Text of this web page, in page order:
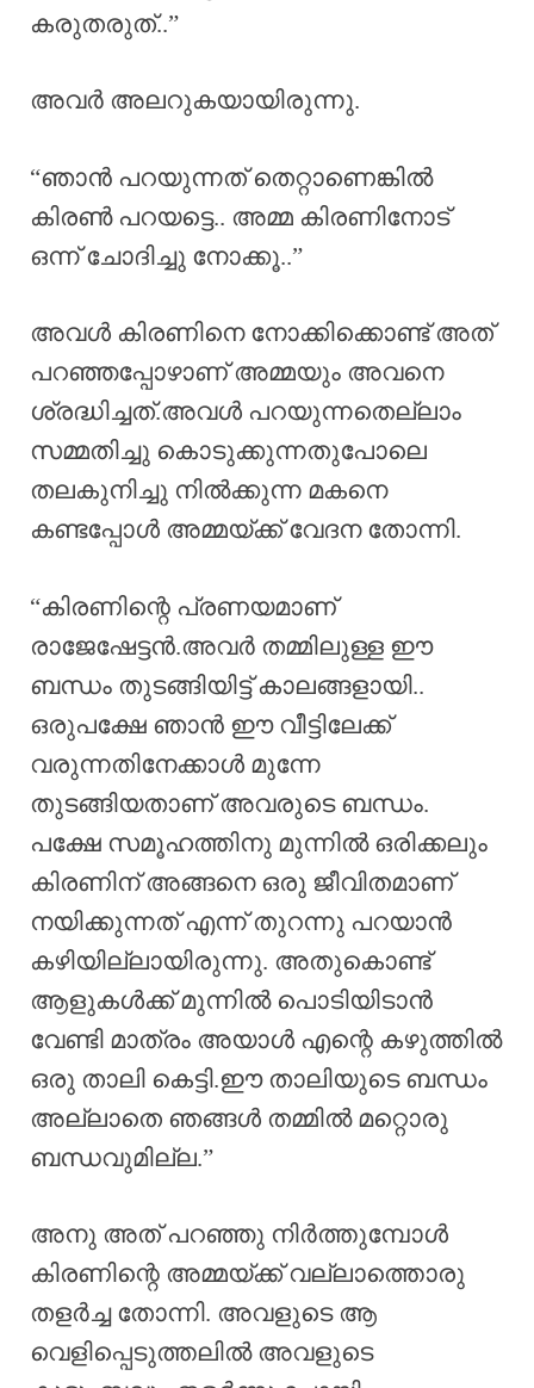
കരുതരുത്..”
അവർ അലറുകയായിരുന്നു.
“ഞാൻ പറയുന്നത് തെറ്റാണെങ്കിൽ
കിരൺ പറയട്ടെ.. അമ്മ കിരണിനോട്
ഒന്ന് ചോദിച്ചു നോക്കൂ..”
അവൾ കിരണിനെ നോക്കിക്കൊണ്ട് അത്
പറഞ്ഞപ്പോഴാണ് അമ്മയും അവനെ
ശ്രദ്ധിച്ചത്.അവൾ പറയുന്നതെല്ലാം
സമ്മതിച്ചു കൊടുക്കുന്നതുപോലെ
തലകുനിച്ചു നിൽക്കുന്ന മകനെ
കണ്ടപ്പോൾ അമ്മയ്ക്ക് വേദന തോന്നി.
“കിരണിന്റെ പ്രണയമാണ്
രാജേഷേട്ടൻ.അവർ തമ്മിലുള്ള ഈ
ബന്ധം തുടങ്ങിയിട്ട് കാലങ്ങളായി..
ഒരുപക്ഷേ ഞാൻ ഈ വീട്ടിലേക്ക്
വരുന്നതിനേക്കാൾ മുന്നേ
തുടങ്ങിയതാണ് അവരുടെ ബന്ധം.
പക്ഷേ സമൂഹത്തിനു മുന്നിൽ ഒരിക്കലും
കിരണിന് അങ്ങനെ ഒരു ജീവിതമാണ്
നയിക്കുന്നത് എന്ന് തുറന്നു പറയാൻ
കഴിയില്ലായിരുന്നു. അതുകൊണ്ട്
ആളുകൾക്ക് മുന്നിൽ പൊടിയിടാൻ
വേണ്ടി മാത്രം അയാൾ എന്റെ കഴുത്തിൽ
ഒരു താലി കെട്ടി.ഈ താലിയുടെ ബന്ധം
അല്ലാതെ ഞങ്ങൾ തമ്മിൽ മറ്റൊരു
ബന്ധവുമില്ല.”
അനു അത് പറഞ്ഞു നിർത്തുമ്പോൾ
കിരണിന്റെ അമ്മയ്ക്ക് വല്ലാത്തൊരു
തളർച്ച തോന്നി. അവളുടെ ആ
വെളിപ്പെടുത്തലിൽ അവളുടെ